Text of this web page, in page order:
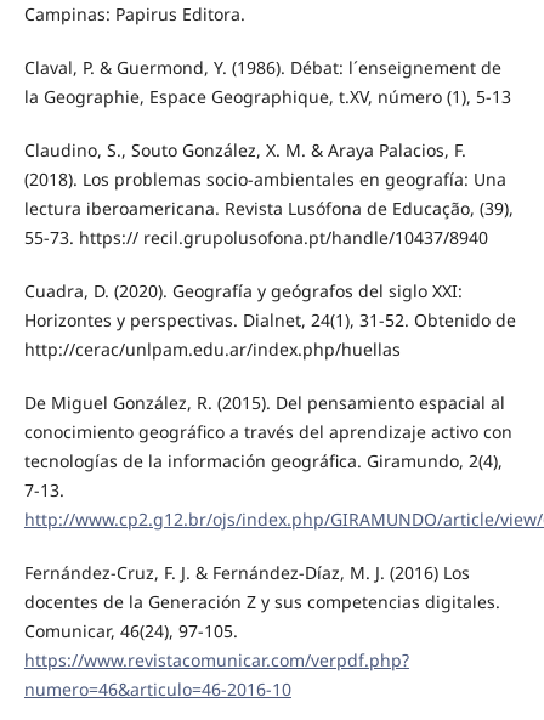
Campinas: Papirus Editora.
Claval, P. & Guermond, Y. (1986). Débat: l´enseignement de
la Geographie, Espace Geographique, t.XV, número (1), 5-13
Claudino, S., Souto González, X. M. & Araya Palacios, F.
(2018). Los problemas socio-ambientales en geografía: Una
lectura iberoamericana. Revista Lusófona de Educação, (39),
55-73. https:// recil.grupolusofona.pt/handle/10437/8940
Cuadra, D. (2020). Geografía y geógrafos del siglo XXI:
Horizontes y perspectivas. Dialnet, 24(1), 31-52. Obtenido de
http://cerac/unlpam.edu.ar/index.php/huellas
De Miguel González, R. (2015). Del pensamiento espacial al
conocimiento geográfico a través del aprendizaje activo con
tecnologías de la información geográfica. Giramundo, 2(4),
7-13.
http://www.cp2.g12.br/ojs/index.php/GIRAMUNDO/article/
Fernández-Cruz, F. J. & Fernández-Díaz, M. J. (2016) Los
docentes de la Generación Z y sus competencias digitales.
Comunicar, 46(24), 97-105.
https://www.revistacomunicar.com/verpdf.php?
numero=46&articulo=46-2016-10